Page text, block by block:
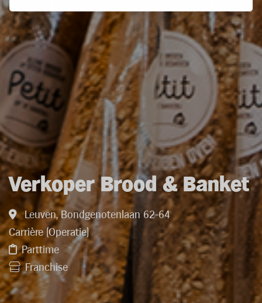
Verkoper Brood & Banket
Leuven, Bondgenotenlaan 62-64
Carrière (Operatie)
Parttime
Franchise